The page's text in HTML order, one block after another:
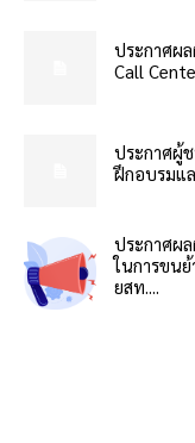
ประกาศผ
Call
ประกาศผู้ช
ฝึกอบรมแ
ประกาศผ
ในการขน
ยสท....